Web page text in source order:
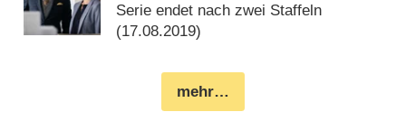
Serie endet nach zwei Staffeln
(17.08.2019)
mehr…